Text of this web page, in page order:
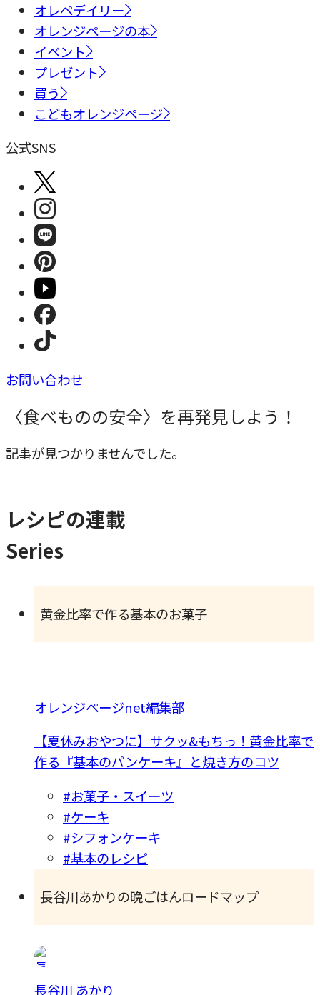
オレペデイリー
オレンジページの本
イベント
プレゼント
買う
こどもオレンジページ
公式SNS
お問い合わせ
〈食べものの安全〉を再発見しよう！
記事が見つかりませんでした。
レシピの連載
Series
黄金比率で作る基本のお菓子
オレンジページnet編集部
【夏休みおやつに】サクッ&もちっ！黄金比率で
作る『基本のパンケーキ』と焼き方のコツ
#お菓子・スイーツ
#ケーキ
#シフォンケーキ
#基本のレシピ
長谷川あかりの晩ごはんロードマップ
長谷川 あかり